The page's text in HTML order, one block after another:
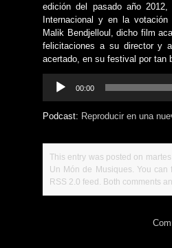
edición del pasado año
Internacional y en la
Malik Bendjelloul, dicho film
felicitaciones a su director y
acertado, en su festival por tan
Reproductor
00:00
Podcast: Reproducir en una
This entry was posted on
Un Món de Musiques. You can
RSS 2.0 feed. Both comments